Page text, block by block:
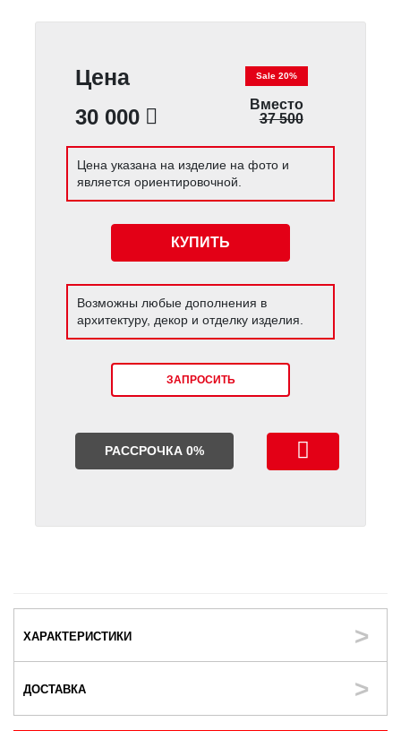
Цена
30 000
Sale 20%
Вместо
37 500
Цена указана на изделие на фото и
является ориентировочной.
КУПИТЬ
Возможны любые дополнения в
архитектуру, декор и отделку изделия.
ЗАПРОСИТЬ
РАССРОЧКА 0%
ХАРАКТЕРИСТИКИ
ДОСТАВКА